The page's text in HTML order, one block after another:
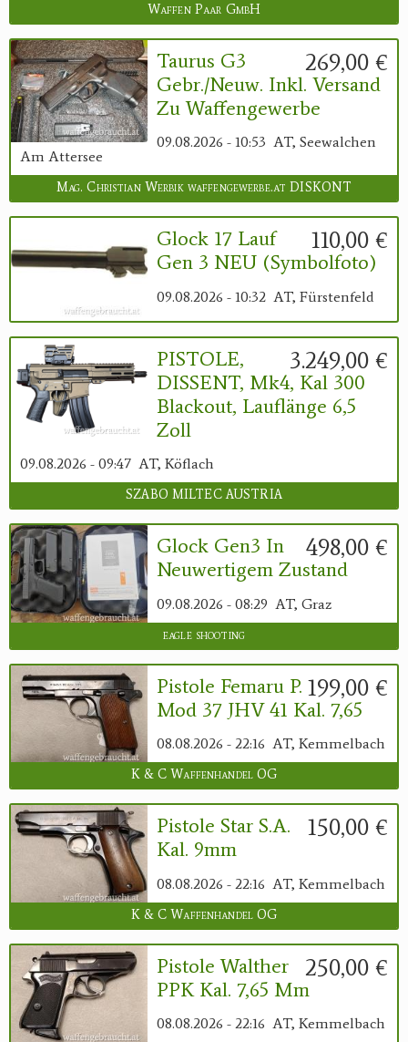
Waffen Paar GmbH
269,00 €
Taurus G3
Gebr./neuw. Inkl. Versand
Zu Waffengewerbe
09.08.2026 - 10:53 AT, Seewalchen
Am Attersee
Mag. Christian Werbik waffengewerbe.at DISKONT
110,00 €
Glock 17 Lauf
Gen 3 NEU (Symbolfoto)
09.08.2026 - 10:32 AT, Fürstenfeld
3.249,00 €
PISTOLE,
DISSENT, Mk4, Kal 300
Blackout, Lauflänge 6,5
Zoll
09.08.2026 - 09:47 AT, Köflach
SZABO MILTEC AUSTRIA
498,00 €
Glock Gen3 In
Neuwertigem Zustand
09.08.2026 - 08:29 AT, Graz
eagle shooting
199,00 €
Pistole Femaru P.
Mod 37 JHV 41 Kal. 7,65
08.08.2026 - 22:16 AT, Kemmelbach
K & C Waffenhandel OG
150,00 €
Pistole Star S.A.
Kal. 9mm
08.08.2026 - 22:16 AT, Kemmelbach
K & C Waffenhandel OG
250,00 €
Pistole Walther
PPK Kal. 7,65 Mm
08.08.2026 - 22:16 AT, Kemmelbach